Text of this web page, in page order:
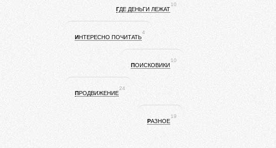
ГДЕ ДЕНЬГИ ЛЕЖАТ
10
ИНТЕРЕСНО ПОЧИТАТЬ
4
ПОИСКОВИКИ
10
ПРОДВИЖЕНИЕ
24
РАЗНОЕ
19